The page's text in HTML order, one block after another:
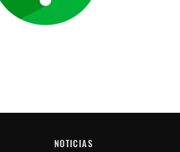
NOTICIAS